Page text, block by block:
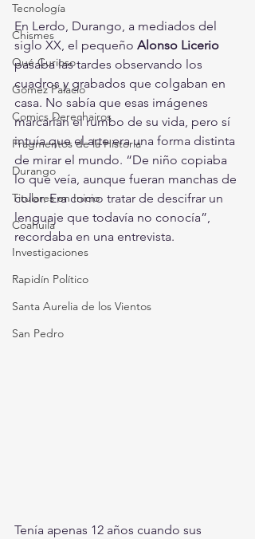
Tecnología
Chismes
Qué Curioso
Gómez Palacio
Comics Derechairos
Fragmentos de la Historia
Durango
Titulares en Inicio
Coahuila
Investigaciones
Rapidín Político
Santa Aurelia de los Vientos
San Pedro
En Lerdo, Durango, a mediados del
siglo XX, el pequeño Alonso Licerio
pasaba las tardes observando los
cuadros y grabados que colgaban en
casa. No sabía que esas imágenes
marcarían el rumbo de su vida, pero sí
intuía que el arte era una forma distinta
de mirar el mundo. “De niño copiaba
lo que veía, aunque fueran manchas de
color. Era como tratar de descifrar un
lenguaje que todavía no conocía”,
recordaba en una entrevista.
Tenía apenas 12 años cuando sus